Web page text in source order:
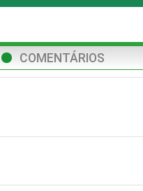
COMENTÁRIOS